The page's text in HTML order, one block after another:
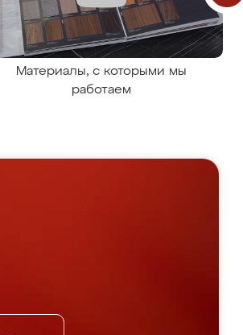
Материалы, с которыми мы
работаем